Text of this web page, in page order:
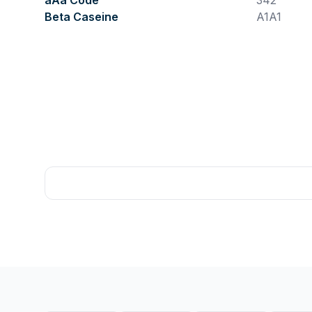
Beta Caseine
A1A1